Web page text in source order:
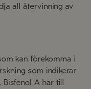
all återvinning av
kan förekomma i
som indikerar
A har till